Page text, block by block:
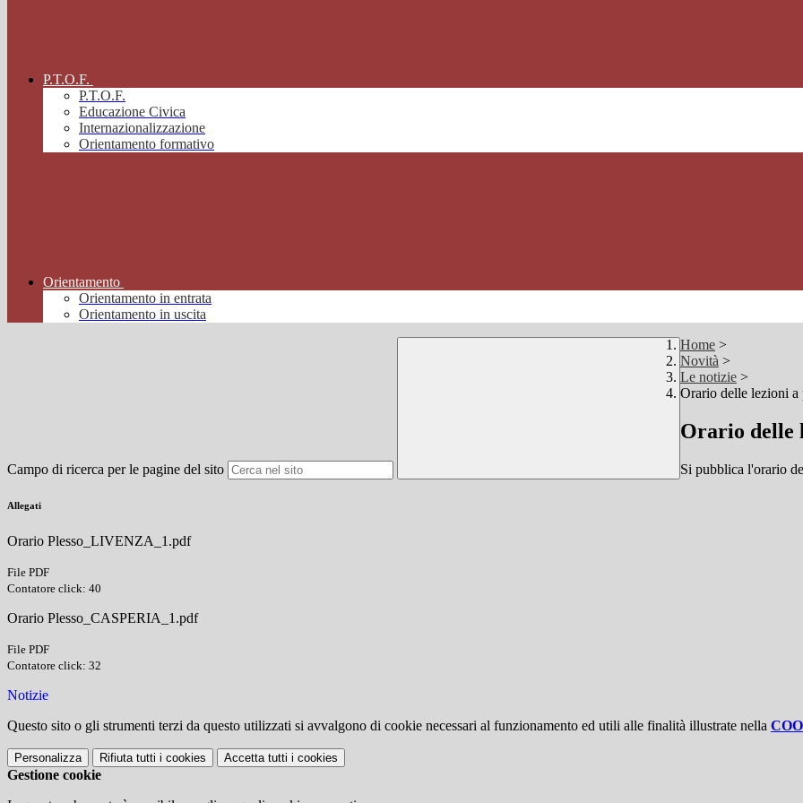
P.T.O.F.
P.T.O.F.
Educazione Civica
Internazionalizzazione
Orientamento formativo
Orientamento
Orientamento in entrata
Orientamento in uscita
Campo di ricerca per le pagine del sito
Home >
Novità >
Le notizie >
Orario delle lezioni a
Orario delle
Si pubblica l'orario
Allegati
Orario Plesso_LIVENZA_1.pdf
File PDF
Contatore click: 40
Orario Plesso_CASPERIA_1.pdf
File PDF
Contatore click: 32
Notizie
Questo sito o gli strumenti terzi da questo utilizzati si avvalgono di cookie necessari al funzionamento ed utili alle finalità illustrate nella
Personalizza Rifiuta tutti i cookies Accetta tutti i cookies
Gestione cookie